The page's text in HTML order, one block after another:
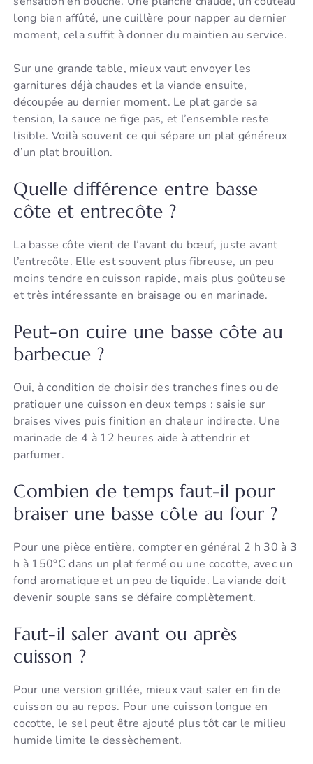
long bien affûté, une cuillère pour napper au dernier
moment, cela suffit à donner du maintien au service.
Sur une grande table, mieux vaut envoyer les
garnitures déjà chaudes et la viande ensuite,
découpée au dernier moment. Le plat garde sa
tension, la sauce ne fige pas, et l’ensemble reste
lisible. Voilà souvent ce qui sépare un plat généreux
d’un plat brouillon.
Quelle différence entre basse
côte et entrecôte ?
La basse côte vient de l’avant du bœuf, juste avant
l’entrecôte. Elle est souvent plus fibreuse, un peu
moins tendre en cuisson rapide, mais plus goûteuse
et très intéressante en braisage ou en marinade.
Peut-on cuire une basse côte au
barbecue ?
Oui, à condition de choisir des tranches fines ou de
pratiquer une cuisson en deux temps : saisie sur
braises vives puis finition en chaleur indirecte. Une
marinade de 4 à 12 heures aide à attendrir et
parfumer.
Combien de temps faut-il pour
braiser une basse côte au four ?
Pour une pièce entière, compter en général 2 h 30 à 3
h à 150°C dans un plat fermé ou une cocotte, avec un
fond aromatique et un peu de liquide. La viande doit
devenir souple sans se défaire complètement.
Faut-il saler avant ou après
cuisson ?
Pour une version grillée, mieux vaut saler en fin de
cuisson ou au repos. Pour une cuisson longue en
cocotte, le sel peut être ajouté plus tôt car le milieu
humide limite le dessèchement.